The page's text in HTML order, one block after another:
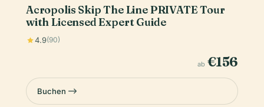
Acropolis Skip The Line PRIVATE Tour
with Licensed Expert Guide
4.9(90)
ab €156
Buchen